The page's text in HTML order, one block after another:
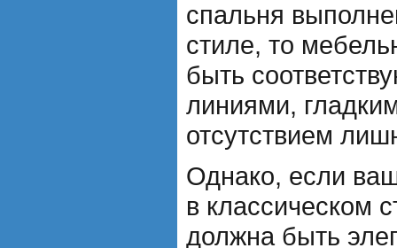
спальня
стиле, то
быть
линиями,
отсутствием
Однако, если
в классическом
должна быть